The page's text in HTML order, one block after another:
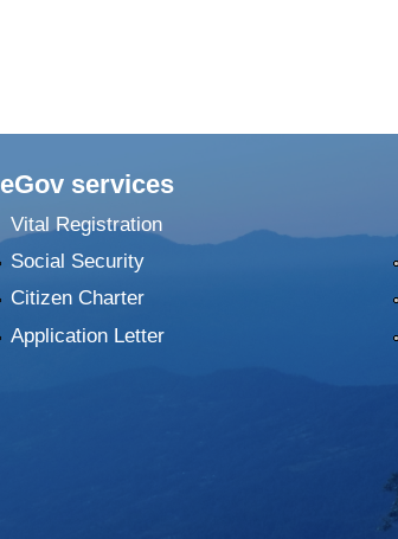
eGov services
Vital Registration
Social Security
Citizen Charter
Application Letter